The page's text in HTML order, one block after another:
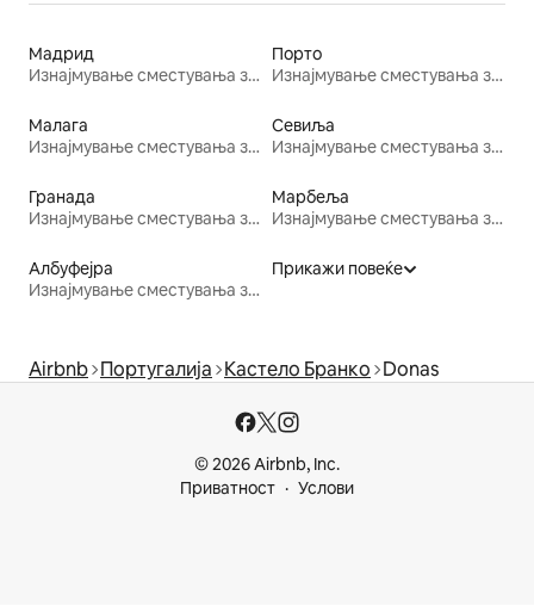
Мадрид
Изнајмување сместувања за одмор
Порто
Изнајмување сместувања за одмор
Малага
Изнајмување сместувања за одмор
Севиља
Изнајмување сместувања за одмор
Гранада
Изнајмување сместувања за одмор
Марбеља
Изнајмување сместувања за одмор
Албуфејра
Изнајмување сместувања за одмор
Прикажи повеќе
Airbnb Португалија Кастело Бранко Donas
© 2026 Airbnb, Inc.
Приватност
Услови